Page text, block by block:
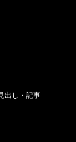
出し・記事